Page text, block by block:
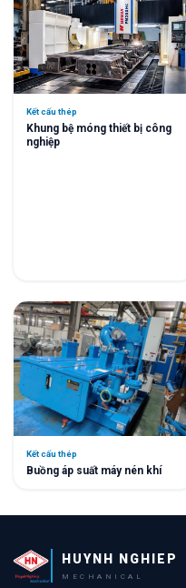
Kết cấu thép
Khung bệ móng thiết bị công
nghiệp
Kết cấu thép
Buồng áp suất máy nén khí
HUYNH NGHIEP
MECHANICAL